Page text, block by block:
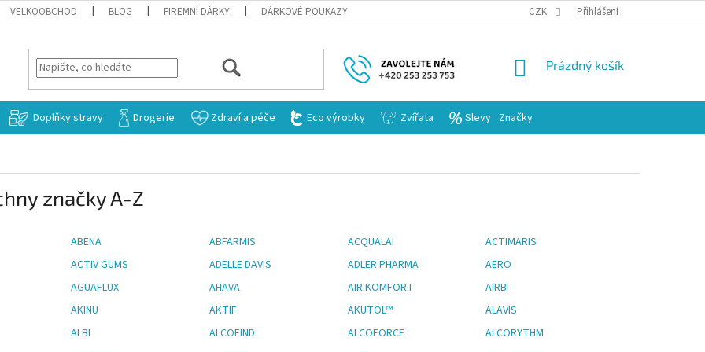
VELKOOBCHOD BLOG FIREMNÍ DÁRKY DÁRKOVÉ POUKAZY CZK Přihlášení
HLEDAT
NÁKUPNÍ
Prázdný košík
Doplňky stravy Drogerie Zdraví a péče Eco výrobky Zvířata Slevy Značky
značky A-Z
ABENA ABFARMIS ACQUALAÏ
ACTIMARIS
ACTIV GUMS
ADELLE DAVIS ADLER PHARMA
AERO
AGUAFLUX
AHAVA AIR KOMFORT
AIRBI
AKINU
AKTIF AKUTOL™
ALAVIS
ALBI
ALCOFIND ALCOFORCE
ALCORYTHM